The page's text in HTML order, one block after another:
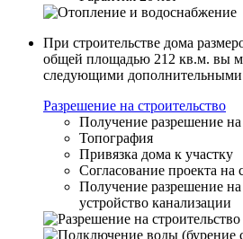
При строительстве дома
общей площадью 212 кв.м. вы
следующими дополнительными
Разрешение на строительство
Получение разрешение на
Топография
Привязка дома к участку
Согласование проекта на
Получение разрешение
устройство канализации